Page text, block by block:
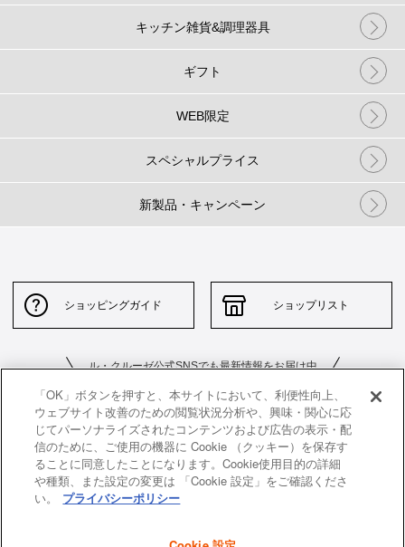
キッチン雑貨&調理器具
ギフト
WEB限定
スペシャルプライス
新製品・キャンペーン
ショッピングガイド ショップリスト
ル・クルーゼ公式SNSでも最新情報をお届け中
お問い合わせ サイトポリシー
「OK」ボタンを押すと、本サイトにおいて、利便性向上、
ウェブサイト改善のための閲覧状況分析や、興味・関心に応
じてパーソナライズされたコンテンツおよび広告の表示・配
信のために、ご使用の機器に Cookie （クッキー）を保存す
ることに同意したことになります。Cookie使用目的の詳細
や種類、また設定の変更は 「Cookie 設定」をご確認くださ
い。
プライバシーポリシー